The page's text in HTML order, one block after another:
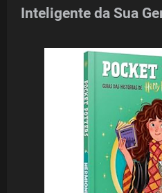
Inteligente da Sua